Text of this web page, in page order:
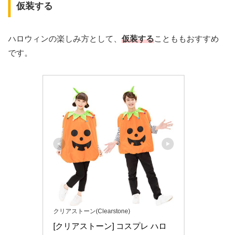
仮装する
ハロウィンの楽しみ方として、 仮装することももおすすめ
です。
クリアストーン(Clearstone)
[クリアストーン] コスプレ ハロ